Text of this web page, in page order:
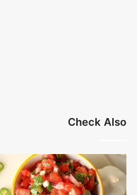
Check Also